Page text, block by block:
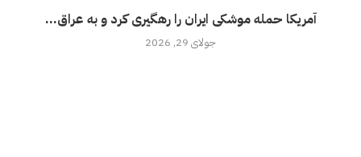
آمریکا حمله موشکی ایران را رهگیری کرد و به عراق...
جولای 29, 2026